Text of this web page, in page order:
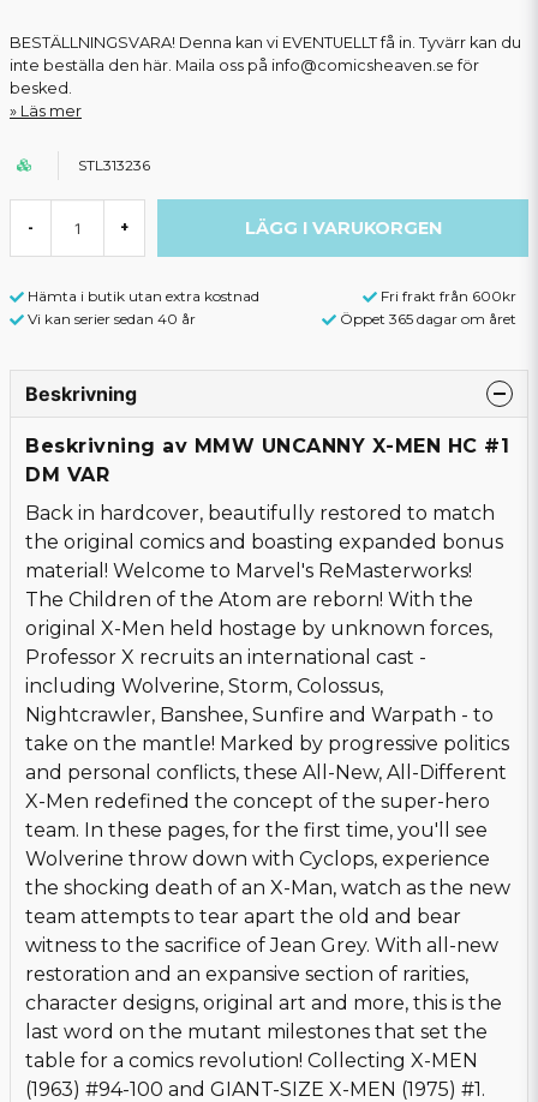
BESTÄLLNINGSVARA! Denna kan vi EVENTUELLT få in. Tyvärr kan du
inte beställa den här. Maila oss på info@comicsheaven.se för
besked.
Läs mer
STL313236
- + LÄGG I VARUKORGEN
Hämta i butik utan extra kostnad
Fri frakt från 600kr
Vi kan serier sedan 40 år
Öppet 365 dagar om året
Beskrivning
Beskrivning av MMW UNCANNY X-MEN HC #1
DM VAR
Back in hardcover, beautifully restored to match
the original comics and boasting expanded bonus
material! Welcome to Marvel's ReMasterworks!
The Children of the Atom are reborn! With the
original X-Men held hostage by unknown forces,
Professor X recruits an international cast -
including Wolverine, Storm, Colossus,
Nightcrawler, Banshee, Sunfire and Warpath - to
take on the mantle! Marked by progressive politics
and personal conflicts, these All-New, All-Different
X-Men redefined the concept of the super-hero
team. In these pages, for the first time, you'll see
Wolverine throw down with Cyclops, experience
the shocking death of an X-Man, watch as the new
team attempts to tear apart the old and bear
witness to the sacrifice of Jean Grey. With all-new
restoration and an expansive section of rarities,
character designs, original art and more, this is the
last word on the mutant milestones that set the
table for a comics revolution! Collecting X-MEN
(1963) #94-100 and GIANT-SIZE X-MEN (1975) #1.